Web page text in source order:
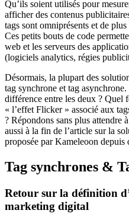
Qu’ils soient utilisés pour
afficher des contenus
tags sont omniprésents et de
Ces petits bouts de code
web et les serveurs des
(logiciels analytics, régies
Désormais, la plupart des
tag synchrone et tag asynchrone.
différence entre les deux ? Quel
« l’effet Flicker » associé aux
? Répondons sans plus attendre
aussi à la fin de l’article sur la
proposée par Kameleoon depuis
Tag synchrones &
Retour sur la définition
marketing digital